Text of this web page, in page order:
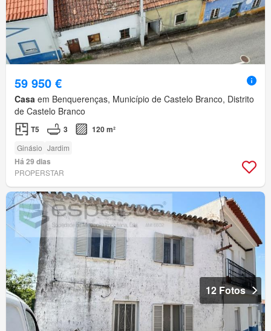
59 950 €
Casa em Benquerenças, Município de Castelo Branco, Distrito
de Castelo Branco
T5 3 120 m²
Ginásio Jardim
Há 29 dias
PROPERSTAR
12 Fotos